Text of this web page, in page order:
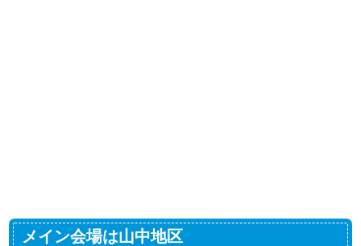
メイン会場は山中地区